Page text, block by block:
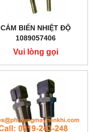
CẢM BIẾN NHIỆT ĐỘ
1089057406
Vui lòng gọi